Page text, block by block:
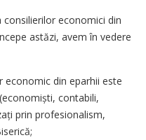
economici din
astăzi, avem în vedere
economic din eparhii este
contabili,
prin profesionalism,